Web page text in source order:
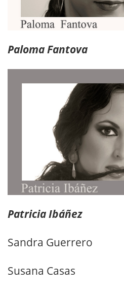
Paloma Fantova
Patricia Ibáñez
Sandra Guerrero
Susana Casas